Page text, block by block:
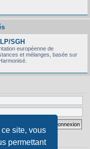
site, vous
permettant
SGH
européenne de
et mélanges, basée sur